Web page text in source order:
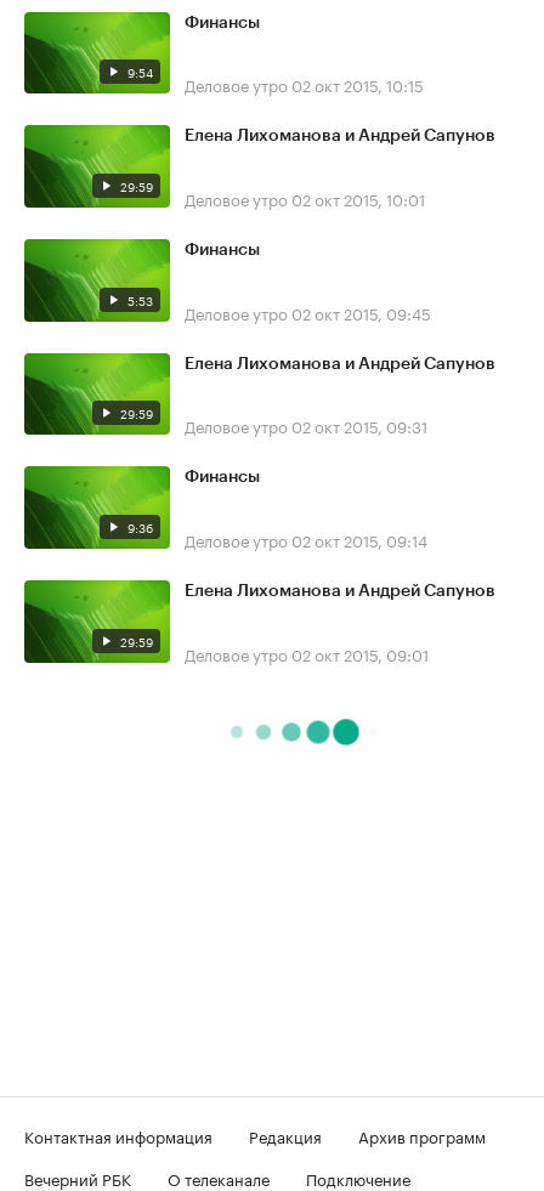
9:54
Финансы
Деловое утро 02 окт 2015, 10:15
29:59
Елена Лихоманова и Андрей Сапунов
Деловое утро 02 окт 2015, 10:01
5:53
Финансы
Деловое утро 02 окт 2015, 09:45
29:59
Елена Лихоманова и Андрей Сапунов
Деловое утро 02 окт 2015, 09:31
9:36
Финансы
Деловое утро 02 окт 2015, 09:14
29:59
Елена Лихоманова и Андрей Сапунов
Деловое утро 02 окт 2015, 09:01
Контактная информация Редакция
Архив программ
Вечерний РБК
О телеканале
Подключение